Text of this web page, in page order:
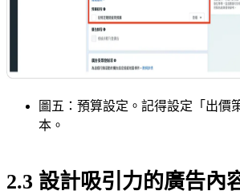
圖五：預算設定。記得設定「出價
本。
2.3 設計吸引力的廣告內